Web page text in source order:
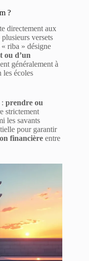
?
directement aux
plusieurs versets
riba » désigne
ou d’un
généralement à
les écoles
prendre ou
strictement
les savants
pour garantir
financière entre